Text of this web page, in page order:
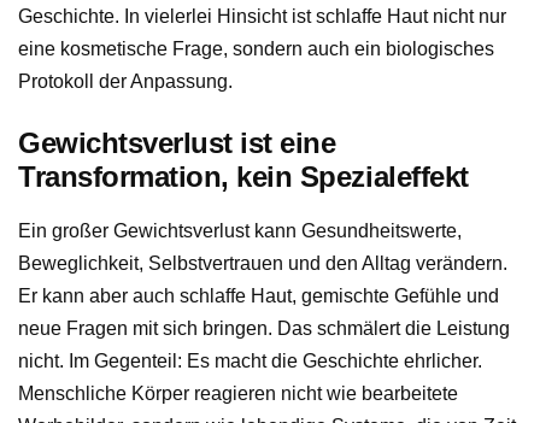
Geschichte. In vielerlei Hinsicht ist schlaffe Haut nicht nur
eine kosmetische Frage, sondern auch ein biologisches
Protokoll der Anpassung.
Gewichtsverlust ist eine
Transformation, kein Spezialeffekt
Ein großer Gewichtsverlust kann Gesundheitswerte,
Beweglichkeit, Selbstvertrauen und den Alltag verändern.
Er kann aber auch schlaffe Haut, gemischte Gefühle und
neue Fragen mit sich bringen. Das schmälert die Leistung
nicht. Im Gegenteil: Es macht die Geschichte ehrlicher.
Menschliche Körper reagieren nicht wie bearbeitete